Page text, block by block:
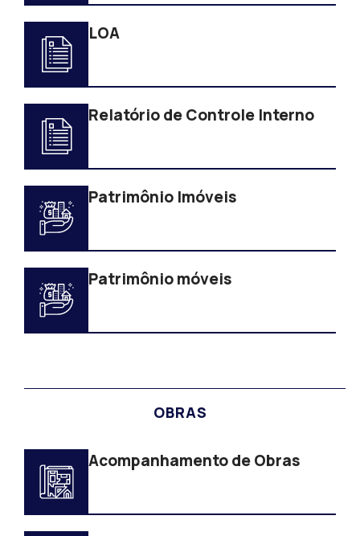
LOA
Relatório de Controle Interno
Patrimônio Imóveis
Patrimônio móveis
OBRAS
Acompanhamento de Obras